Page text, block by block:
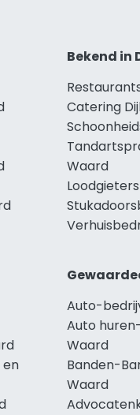
Bekend in
Catering
Waard
en
Auto-
Auto
Waard
Banden-
Waard